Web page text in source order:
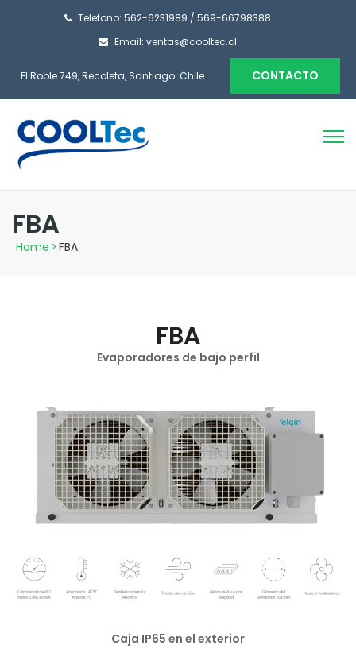
Telefono: 562-6231989 / 569-66798388
Email: ventas@cooltec.cl
El Roble 749, Recoleta, Santiago. Chile CONTACTO
FBA
Home > FBA
FBA
Evaporadores de bajo perfil
Caja IP65 en el exterior